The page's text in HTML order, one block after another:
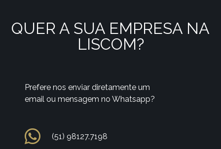
QUER A SUA EMPRESA NA
LISCOM?
Prefere nos enviar diretamente um
email ou mensagem no Whatsapp?
(51) 98127.7198